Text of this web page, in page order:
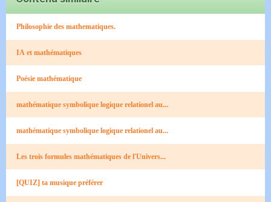
Philosophie des mathematiques.
IA et mathématiques
Poésie mathématique
mathématique symbolique logique relationel au...
mathématique symbolique logique relationel au...
Les trois formules mathématiques de l'Univers...
[QUIZ] ta musique préférer